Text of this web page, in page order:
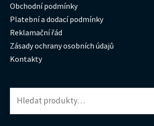
Obchodní podmínky
Platební a dodací podmínky
Reklamační řád
Zásady ochrany osobních údajů
Kontakty